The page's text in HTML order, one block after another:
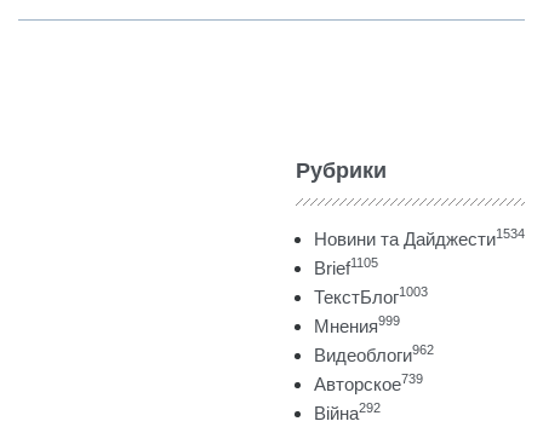
Рубрики
Новини та Дайджести1534
Brief1105
ТекстБлог1003
Мнения999
Видеоблоги962
Авторское739
Війна292